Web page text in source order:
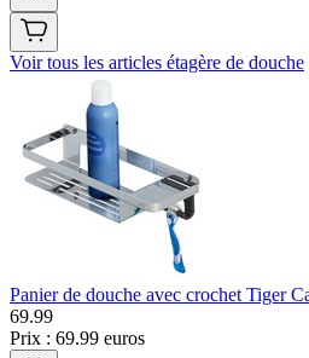
Voir tous les articles étagère de douche
Panier de douche avec crochet Tiger
69.99
Prix : 69.99 euros